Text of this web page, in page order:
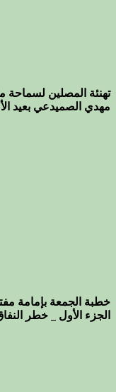
تهنئة المصلين لسماحة
مهدي الصميدعي بعيد
خطبة الجمعة بإمامة
الجزء الأول _ خطر